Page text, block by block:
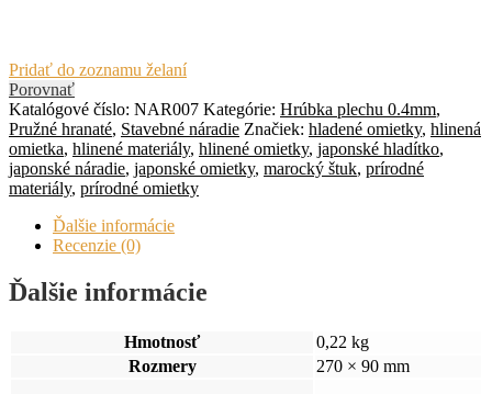
Pridať do zoznamu želaní
Porovnať
Katalógové číslo: NAR007 Kategórie: Hrúbka plechu 0.4mm,
Pružné hranaté, Stavebné náradie Značiek: hladené omietky, hlinená
omietka, hlinené materiály, hlinené omietky, japonské hladítko,
japonské náradie, japonské omietky, marocký štuk, prírodné
materiály, prírodné omietky
Ďalšie informácie
Recenzie (0)
Ďalšie informácie
Hmotnosť
0,22 kg
Rozmery
270 × 90 mm